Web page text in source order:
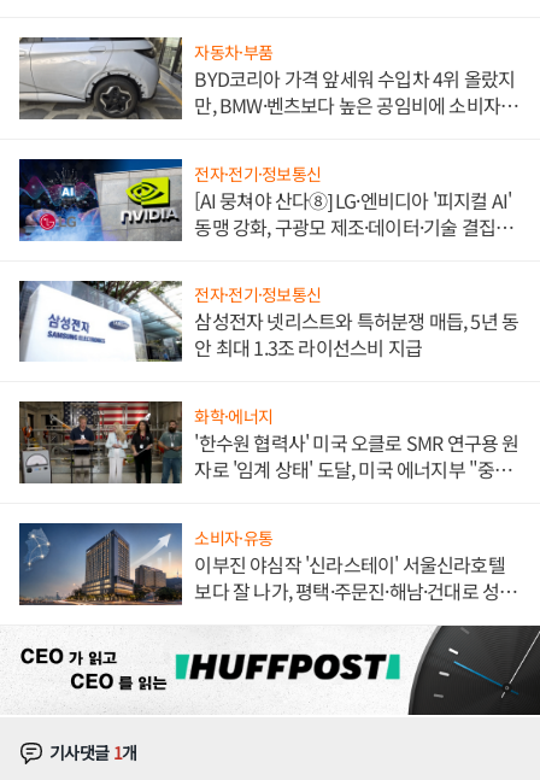
자동차·부품
BYD코리아 가격 앞세워 수입차 4위 올랐지
만, BMW·벤츠보다 높은 공임비에 소비자
전자·전기·정보통신
[AI 뭉쳐야 산다⑧] LG·엔비디아 '피지컬 AI'
동맹 강화, 구광모 제조·데이터·기술 결집
전자·전기·정보통신
삼성전자 넷리스트와 특허분쟁 매듭, 5년 동
안 최대 1.3조 라이선스비 지급
화학·에너지
'한수원 협력사' 미국 오클로 SMR 연구용 원
자로 '임계 상태' 도달, 미국 에너지부 "중요
소비자·유통
이부진 야심작 '신라스테이' 서울신라호텔
보다 잘 나가, 평택·주문진·해남·건대로 성
기사댓글 1개